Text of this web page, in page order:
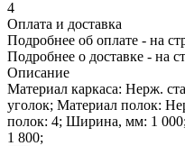
4
Оплата и доставка
Подробнее об оплате - на
Подробнее о доставке - на
Описание
Материал каркаса: Нерж.
уголок; Материал полок:
полок: 4; Ширина, мм: 1
1 800;